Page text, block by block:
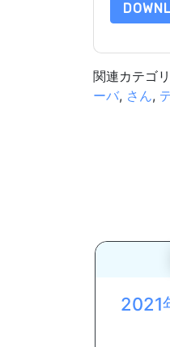
関連カテゴリ
ーバ, さん,
2021